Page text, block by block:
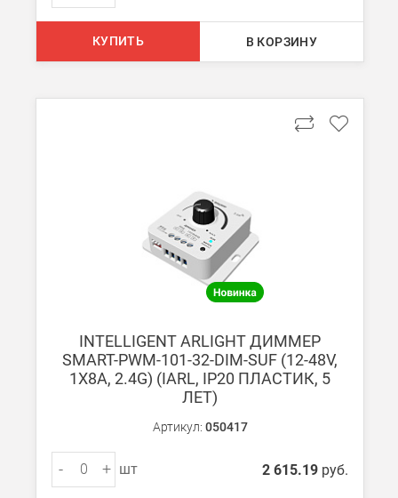
Подробнее обоплате и доставке
КУПИТЬ В КОРЗИНУ
INTELLIGENT ARLIGHT ДИММЕР
SMART-PWM-101-32-DIM-SUF (12-48V,
1X8A, 2.4G) (IARL, IP20 ПЛАСТИК, 5
ЛЕТ)
Артикул: 050417
- + шт 2 615.19 руб.